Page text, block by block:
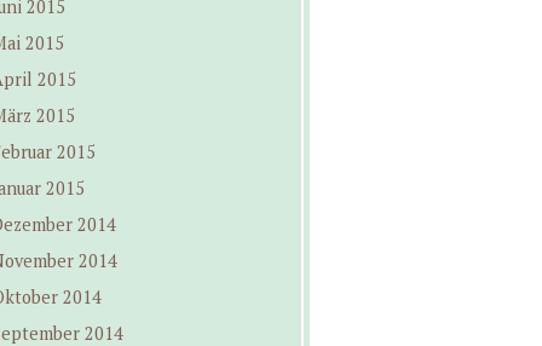
2015
2015
2015
2015
2015
2015
2014
2014
2014
2014